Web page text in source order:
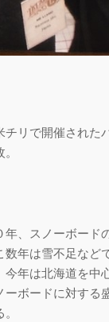
チリで開催された
年、スノーボード
数年は雪不足など
今年は北海道を中
ーボードに対する